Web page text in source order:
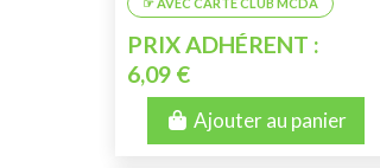
PRIX ADHÉRENT :
6,09 €
Ajouter au panier